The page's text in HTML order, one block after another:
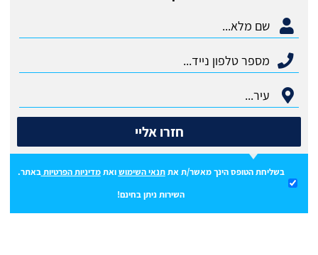
חזרו אליי
בשליחת הטופס הינך מאשר/ת אתתנאי השימושואתמדיניות הפרטיות באתר.
השירות ניתן בחינם!